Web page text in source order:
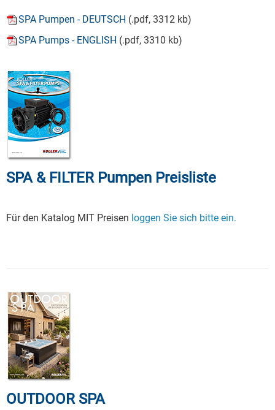
SPA Pumpen - DEUTSCH (.pdf, 3312 kb)
SPA Pumps - ENGLISH (.pdf, 3310 kb)
SPA & FILTER Pumpen Preisliste
Für den Katalog MIT Preisen loggen Sie sich bitte ein.
OUTDOOR SPA